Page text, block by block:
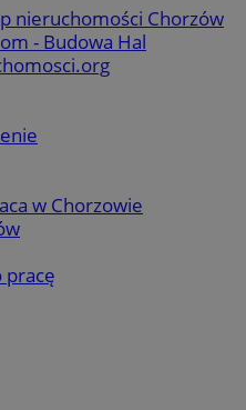
nieruchomości Chorzów
- Budowa Hal
w Chorzowie
pracę